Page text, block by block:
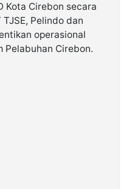
Kota Cirebon secara
Pelindo dan
operasional
Pelabuhan Cirebon.